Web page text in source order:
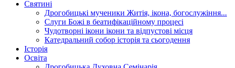
Святині
Дрогобицькі мученики Житія, ікона, богослужіння...
Слуги Божі в беатифікаційному процесі
Чудотворні ікони ікони та відпустові місця
Катедральний собор історія та сьогодення
Історія
Освіта